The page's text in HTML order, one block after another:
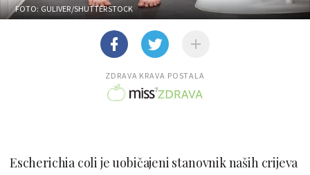
FOTO: GULIVER/SHUTTERSTOCK
ZDRAVA KRAVA POSTALA
Escherichia coli je uobičajeni stanovnik naših crijeva